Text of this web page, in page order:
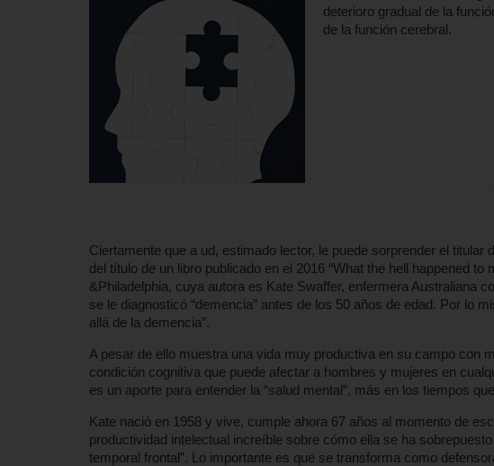
deterioro gradual de la
de la función cerebral.
Ciertamente que a ud, estimado lector, le puede sorprender el
del título de un libro publicado en el 2016 “What the hell happened
&Philadelphia, cuya autora es Kate Swaffer, enfermera Australiana
se le diagnosticó “demencia” antes de los 50 años de edad. Por lo
allá de la demencia”.
A pesar de ello muestra una vida muy productiva en su campo con
condición cognitiva que puede afectar a hombres y mujeres en
es un aporte para entender la “salud mental”, más en los tiempos
Kate nació en 1958 y vive, cumple ahora 67 años al momento de
productividad intelectual increíble sobre cómo ella se ha
temporal frontal”. Lo importante es que se transforma como